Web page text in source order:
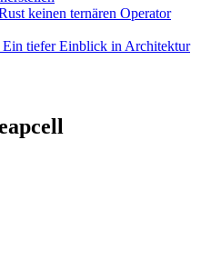
keinen ternären Operator
tiefer Einblick in Architektur